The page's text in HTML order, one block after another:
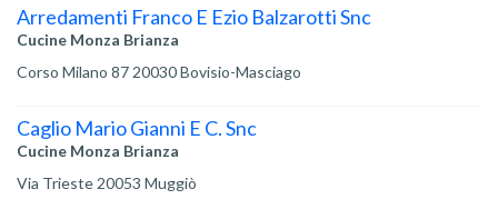
Arredamenti Franco E Ezio Balzarotti Snc
Cucine Monza Brianza
Corso Milano 87 20030 Bovisio-Masciago
Caglio Mario Gianni E C. Snc
Cucine Monza Brianza
Via Trieste 20053 Muggiò